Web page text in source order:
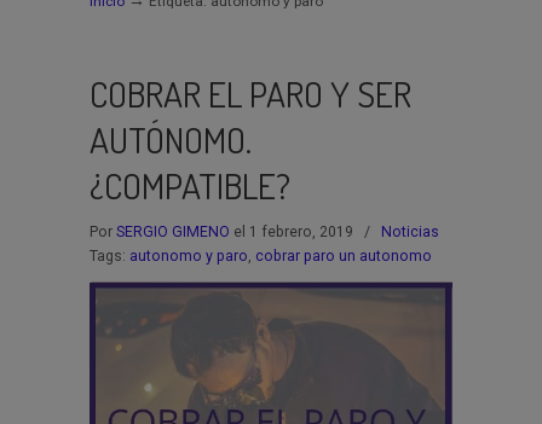
COBRAR EL PARO Y SER
AUTÓNOMO.
¿COMPATIBLE?
Por SERGIO GIMENO el 1 febrero, 2019 /
Noticias
Tags: autonomo y paro, cobrar paro un autonomo